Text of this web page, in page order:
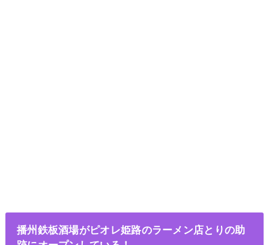
播州鉄板酒場がピオレ姫路のラーメン店とりの助